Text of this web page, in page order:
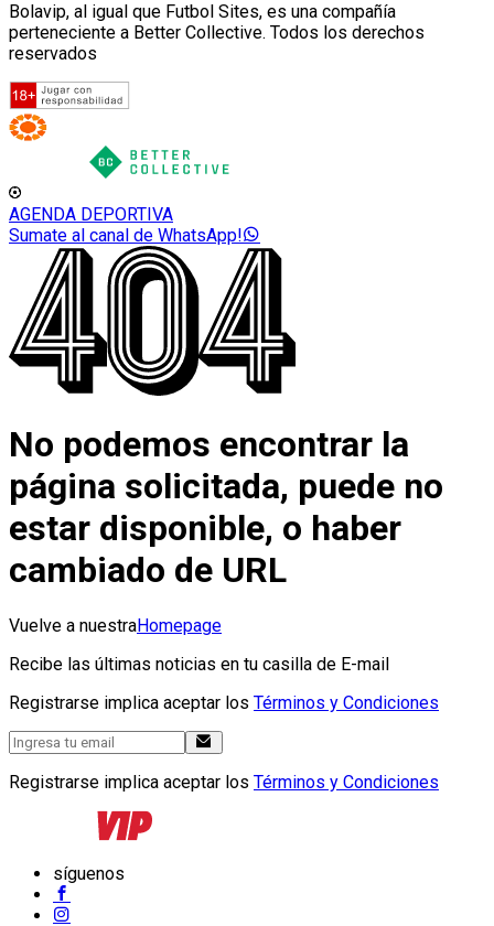
Bolavip, al igual que Futbol Sites, es una compañía
perteneciente a Better Collective. Todos los derechos
reservados
AGENDA DEPORTIVA
Sumate al canal de WhatsApp!
No podemos encontrar la
página solicitada, puede no
estar disponible, o haber
cambiado de URL
Vuelve a nuestraHomepage
Recibe las últimas noticias en tu casilla de E-mail
Registrarse implica aceptar los Términos y Condiciones
Registrarse implica aceptar los Términos y Condiciones
síguenos